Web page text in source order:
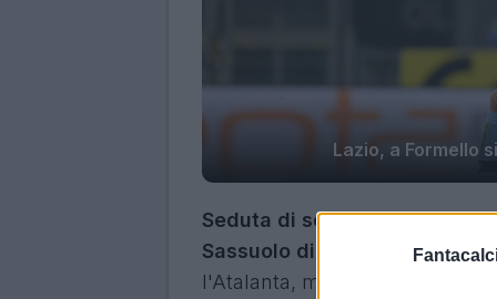
Lazio, a Formello
Seduta di scarico per la
Sassuolo di ieri.
I
l'Atalanta, mercoledì per i